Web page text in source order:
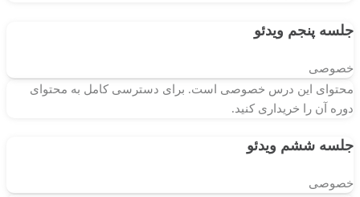
جلسه پنجم ویدئو
خصوصی
محتوای این درس خصوصی است. برای دسترسی کامل به محتوای
دوره آن را خریداری کنید.
جلسه ششم ویدئو
خصوصی